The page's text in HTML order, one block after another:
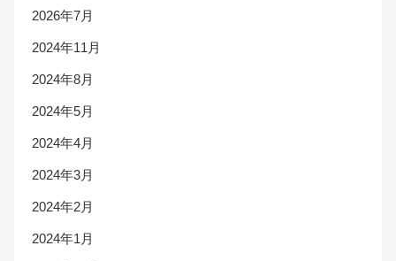
2026年7月
2024年11月
2024年8月
2024年5月
2024年4月
2024年3月
2024年2月
2024年1月